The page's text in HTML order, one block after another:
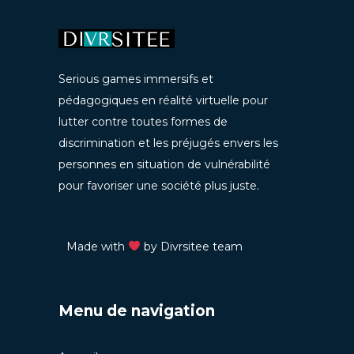
Serious games immersifs et
pédagogiques en réalité virtuelle pour
lutter contre toutes formes de
discrimination et les préjugés envers les
personnes en situation de vulnérabilité
pour favoriser une société plus juste.
Made with by Divrsitee team
Menu de navigation